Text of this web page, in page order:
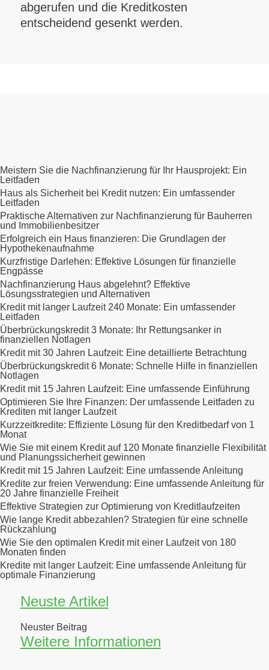
abgerufen und die Kreditkosten
entscheidend gesenkt werden.
Meistern Sie die Nachfinanzierung für Ihr Hausprojekt: Ein
Leitfaden
Haus als Sicherheit bei Kredit nutzen: Ein umfassender
Leitfaden
Praktische Alternativen zur Nachfinanzierung für Bauherren
und Immobilienbesitzer
Erfolgreich ein Haus finanzieren: Die Grundlagen der
Hypothekenaufnahme
Kurzfristige Darlehen: Effektive Lösungen für finanzielle
Engpässe
Nachfinanzierung Haus abgelehnt? Effektive
Lösungsstrategien und Alternativen
Kredit mit langer Laufzeit 240 Monate: Ein umfassender
Leitfaden
Überbrückungskredit 3 Monate: Ihr Rettungsanker in
finanziellen Notlagen
Kredit mit 30 Jahren Laufzeit: Eine detaillierte Betrachtung
Überbrückungskredit 6 Monate: Schnelle Hilfe in finanziellen
Notlagen
Kredit mit 15 Jahren Laufzeit: Eine umfassende Einführung
Optimieren Sie Ihre Finanzen: Der umfassende Leitfaden zu
Krediten mit langer Laufzeit
Kurzzeitkredite: Effiziente Lösung für den Kreditbedarf von 1
Monat
Wie Sie mit einem Kredit auf 120 Monate finanzielle Flexibilität
und Planungssicherheit gewinnen
Kredit mit 15 Jahren Laufzeit: Eine umfassende Anleitung
Kredite zur freien Verwendung: Eine umfassende Anleitung für
20 Jahre finanzielle Freiheit
Effektive Strategien zur Optimierung von Kreditlaufzeiten
Wie lange Kredit abbezahlen? Strategien für eine schnelle
Rückzahlung
Wie Sie den optimalen Kredit mit einer Laufzeit von 180
Monaten finden
Kredite mit langer Laufzeit: Eine umfassende Anleitung für
optimale Finanzierung
Neuste Artikel
Neuster Beitrag
Weitere Informationen